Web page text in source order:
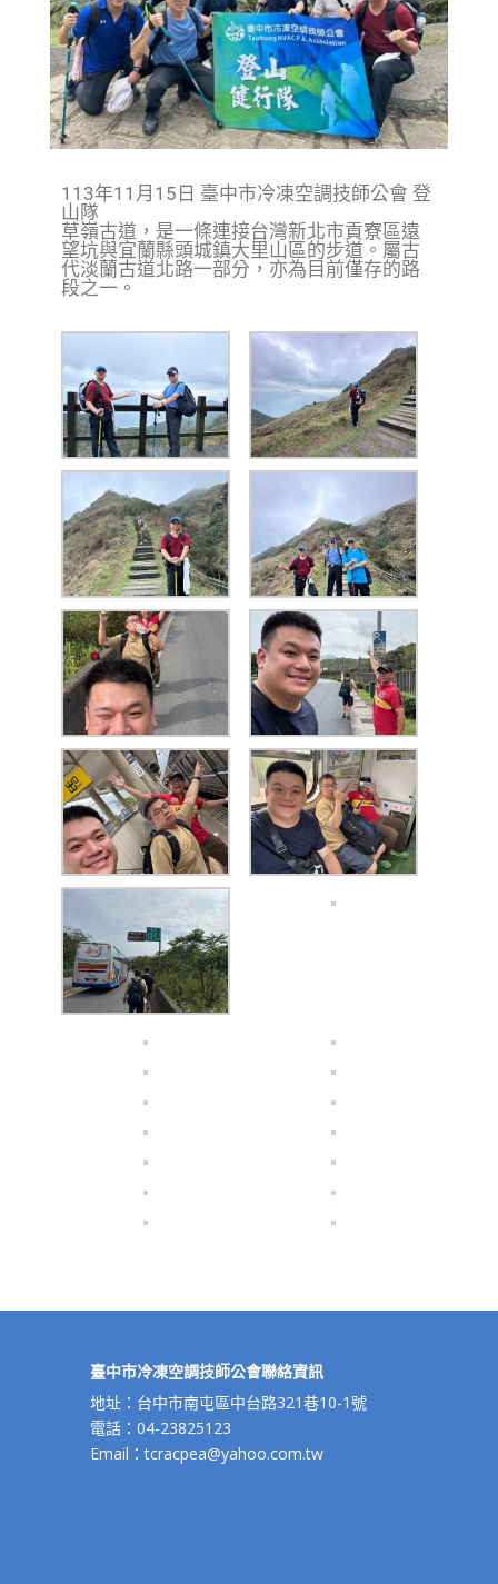
113年11月15日 臺中市冷凍空調技師公會 登
山隊
草嶺古道，是一條連接台灣新北市貢寮區遠
望坑與宜蘭縣頭城鎮大里山區的步道。屬古
代淡蘭古道北路一部分，亦為目前僅存的路
段之一。
臺中市冷凍空調技師公會聯絡資訊
地址：台中市南屯區中台路321巷10-1號
電話：04-23825123
Email：tcracpea@yahoo.com.tw